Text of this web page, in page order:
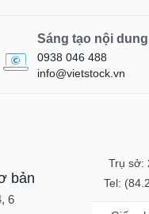
Sáng tạo nội dung
0938 046 488
info@vietstock.vn
bản
6
Trụ sở:
Tel: